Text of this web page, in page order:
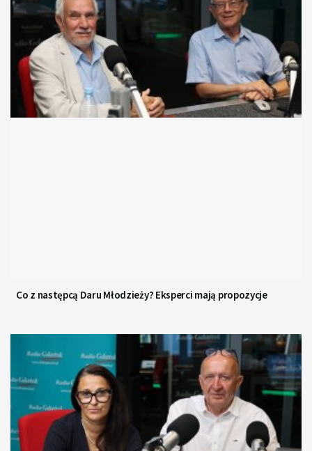
Co z następcą Daru Młodzieży? Eksperci mają propozycje